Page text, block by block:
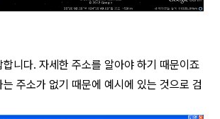
니다. 자세한 주소를 알아야 하기 때문이죠
주소가 없기 때문에 예시에 있는 것으로 검